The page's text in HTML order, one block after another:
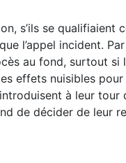
s’ils se qualifiaient
l’appel incident.
au fond, surtout si
effets nuisibles
à leur tour
de décider de leur